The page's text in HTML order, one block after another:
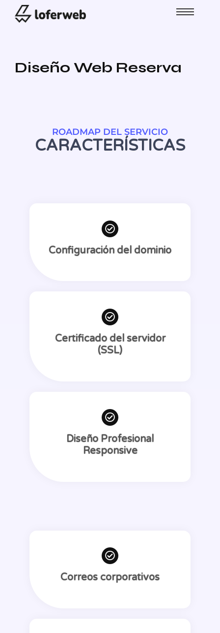
Diseño Web Reserva
ROADMAP DEL SERVICIO
CARACTERÍSTICAS
Configuración del dominio
Certificado del servidor
(SSL)
Diseño Profesional
Responsive
Correos corporativos